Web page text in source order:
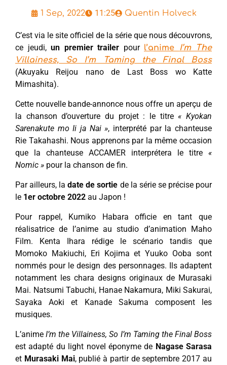
1 Sep, 2022 11:25 Quentin Holveck
C’est via le site officiel de la série que nous découvrons,
ce jeudi, un premier trailer pour l’anime I’m The
Villainess, So I’m Taming the Final Boss
(Akuyaku Reijou nano de Last Boss wo Katte
Mimashita).
Cette nouvelle bande-annonce nous offre un aperçu de
la chanson d’ouverture du projet : le titre« Kyokan
Sarenakute mo Ii ja Nai », interprété par la chanteuse
Rie Takahashi. Nous apprenons par la même occasion
que la chanteuse ACCAMER interprétera le titre «
Nomic » pour la chanson de fin.
Par ailleurs, ladate de sortie de la série se précise pour
le 1er octobre 2022 au Japon !
Pour rappel, Kumiko Habara officie en tant que
réalisatrice de l’anime au studio d’animation Maho
Film. Kenta Ihara rédige le scénario tandis que
Momoko Makiuchi, Eri Kojima et Yuuko Ooba sont
nommés pour le design des personnages. Ils adaptent
notamment les chara designs originaux de Murasaki
Mai. Natsumi Tabuchi, Hanae Nakamura, Miki Sakurai,
Sayaka Aoki et Kanade Sakuma composent les
musiques.
L’animeI’m the Villainess, So I’m Taming the Final Boss
est adapté du light novel éponyme de Nagase Sarasa
et Murasaki Mai, publié à partir de septembre 2017 au